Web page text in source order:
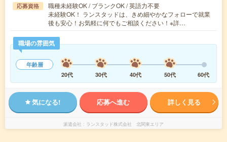
応募資格
職種未経験OK / ブランクOK / 英語力不要
未経験OK！ ランスタッドは、きめ細やかなフォローで就業
後も安心！お気軽に何でもご相談ください！※詳…
職場の雰囲気
年齢層
20代
30代 40代 50代 60代
気になる! 応募へ進む 詳しく見る
派遣会社 ランスタッド株式会社 北関東エリア